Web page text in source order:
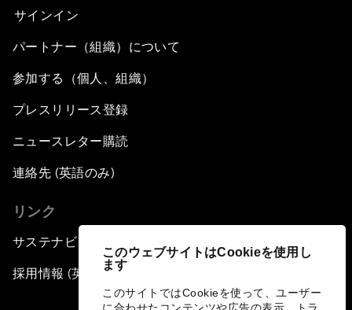
このウェブサイトはCookieを使用し
ます
このサイトではCookieを使って、ユーザー
サインイン
パートナー（組織）について
参加する（個人、組織）
プレスリリース登録
ニュースレター購読
連絡先 (英語のみ)
リンク
サステナビリティへの取り組み
採用情報 (英語のみ)